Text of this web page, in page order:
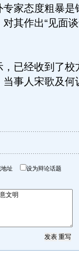
家态度粗暴是
其作出“见面
已经收到了校
事人宋歌及何
地址 设为辩论话题